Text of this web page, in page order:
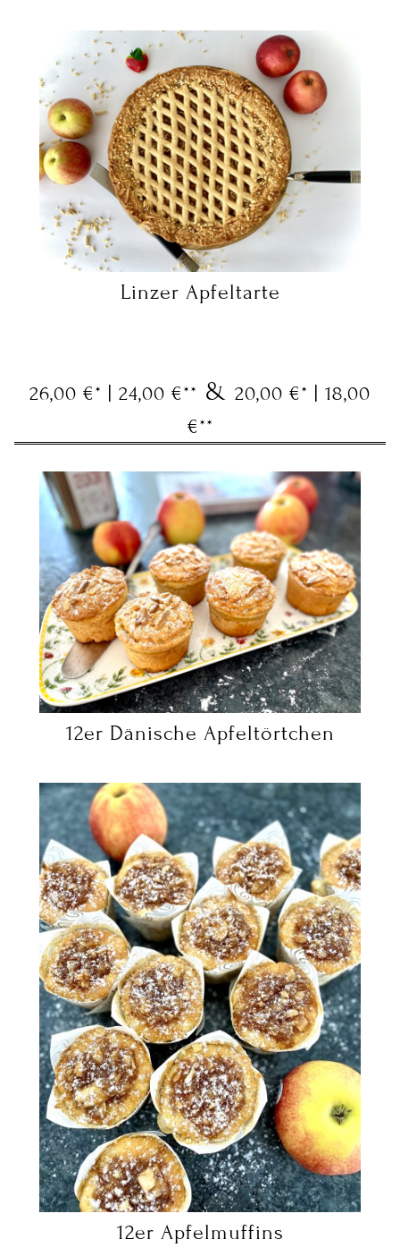
Linzer Apfeltarte
26,00 €* | 24,00 €** & 20,00 €* | 18,00
€**
12er Dänische Apfeltörtchen
12er Apfelmuffins